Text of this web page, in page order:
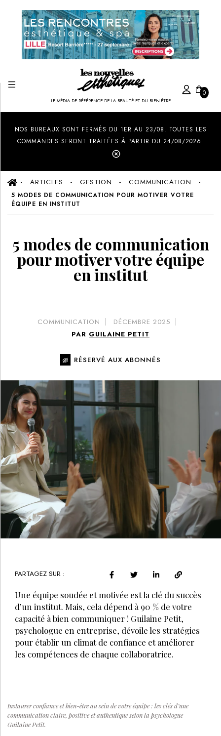
LE MÉDIA DE RÉFÉRENCE DE LA BEAUTÉ ET DU BIEN-ÊTRE
0
NOS BUREAUX SONT FERMÉS DU 1ER AU 23/08. TOUTES LES
COMMANDES SERONT TRAITÉES À PARTIR DU 24/08/2026.
ARTICLES GESTION COMMUNICATION
5 MODES DE COMMUNICATION POUR MOTIVER VOTRE
ÉQUIPE EN INSTITUT
5 modes de communication
pour motiver votre équipe
en institut
COMMUNICATION
DÉCEMBRE 2025
PAR GUILAINE PETIT
RÉSERVÉ AUX ABONNÉS
PARTAGEZ SUR :
Une équipe soudée et motivée est la clé du succès
d’un institut. Mais, cela dépend à 90 % de votre
capacité à bien communiquer ! Guilaine Petit,
psychologue en entreprise, dévoile les stratégies
pour établir un climat de confiance et améliorer
les compétences de chaque collaboratrice.
Instaurer confiance et bien-être au sein de votre équipe : les clés d’une
communication claire, positive et authentique selon la psychologue
Guilaine Petit.